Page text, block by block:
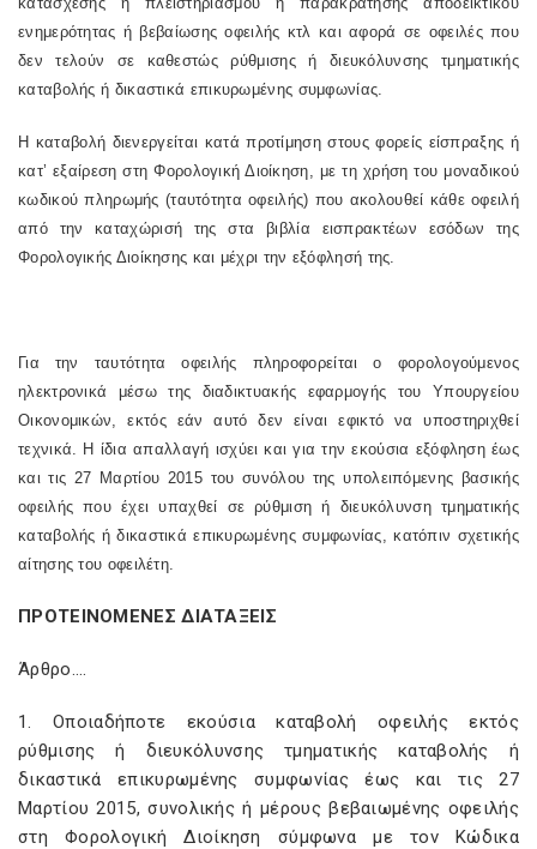
ενημερότητας ή βεβαίωσης οφειλής κτλ και αφορά σε οφειλές που
δεν τελούν σε καθεστώς ρύθμισης ή διευκόλυνσης τμηματικής
καταβολής ή δικαστικά επικυρωμένης συμφωνίας.
Η καταβολή διενεργείται κατά προτίμηση στους φορείς είσπραξης ή
κατ’ εξαίρεση στη Φορολογική Διοίκηση, με τη χρήση του μοναδικού
κωδικού πληρωμής (ταυτότητα οφειλής) που ακολουθεί κάθε οφειλή
από την καταχώρισή της στα βιβλία εισπρακτέων εσόδων της
Φορολογικής Διοίκησης και μέχρι την εξόφλησή της.
Για την ταυτότητα οφειλής πληροφορείται ο φορολογούμενος
ηλεκτρονικά μέσω της διαδικτυακής εφαρμογής του Υπουργείου
Οικονομικών, εκτός εάν αυτό δεν είναι εφικτό να υποστηριχθεί
τεχνικά. Η ίδια απαλλαγή ισχύει και για την εκούσια εξόφληση έως
και τις 27 Μαρτίου 2015 του συνόλου της υπολειπόμενης βασικής
οφειλής που έχει υπαχθεί σε ρύθμιση ή διευκόλυνση τμηματικής
καταβολής ή δικαστικά επικυρωμένης συμφωνίας, κατόπιν σχετικής
αίτησης του οφειλέτη.
ΠΡΟΤΕΙΝΟΜΕΝΕΣ ΔΙΑΤΑΞΕΙΣ
Άρθρο….
1. Οποιαδήποτε εκούσια καταβολή οφειλής εκτός
ρύθμισης ή διευκόλυνσης τμηματικής καταβολής ή
δικαστικά επικυρωμένης συμφωνίας έως και τις 27
Μαρτίου 2015, συνολικής ή μέρους βεβαιωμένης οφειλής
στη Φορολογική Διοίκηση σύμφωνα με τον Κώδικα